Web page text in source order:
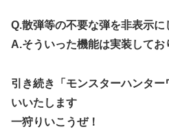
Q.散弾等の不要な弾を非表示に
A.そういった機能は実装して
引き続き「モンスターハンタ
いいたします
一狩りいこうぜ！